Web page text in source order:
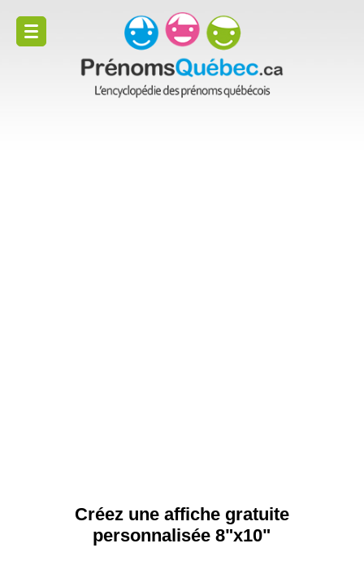
Créez une affiche gratuite
personnalisée 8"x10"